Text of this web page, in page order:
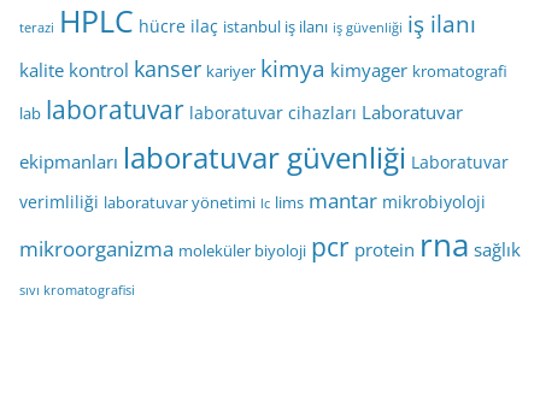
terazi HPLC hücre ilaç istanbul iş ilanı iş güvenliği iş ilanı
kalite kontrol kanser kariyer kimya kimyager kromatografi
lab laboratuvar laboratuvar cihazları Laboratuvar
ekipmanları laboratuvar güvenliği Laboratuvar
verimliliği laboratuvar yönetimi lc lims mantar mikrobiyoloji
mikroorganizma moleküler biyoloji pcr protein rna sağlık
sıvı kromatografisi